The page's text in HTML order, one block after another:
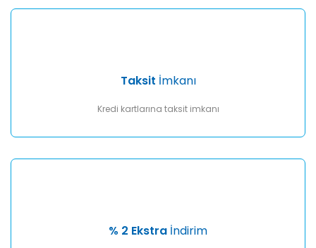
Taksit İmkanı
Kredi kartlarına taksit imkanı
% 2 Ekstra İndirim